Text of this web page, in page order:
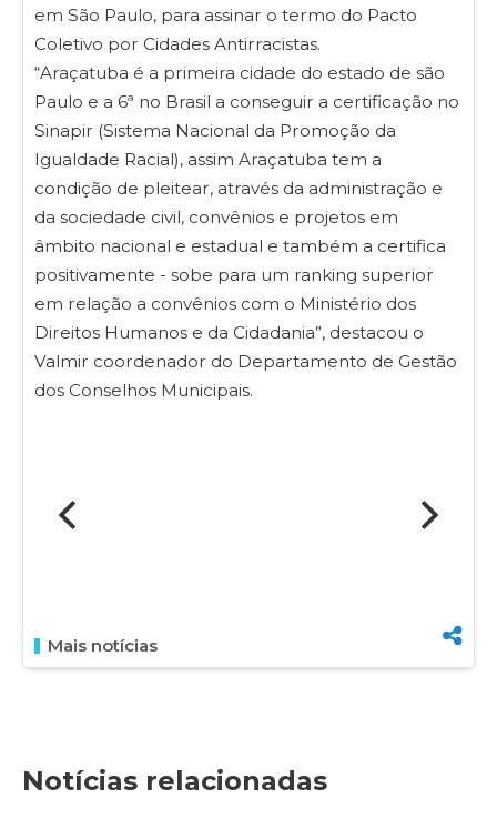
em São Paulo, para assinar o termo do Pacto
Coletivo por Cidades Antirracistas.
“Araçatuba é a primeira cidade do estado de são
Paulo e a 6ª no Brasil a conseguir a certificação no
Sinapir (Sistema Nacional da Promoção da
Igualdade Racial), assim Araçatuba tem a
condição de pleitear, através da administração e
da sociedade civil, convênios e projetos em
âmbito nacional e estadual e também a certifica
positivamente - sobe para um ranking superior
em relação a convênios com o Ministério dos
Direitos Humanos e da Cidadania”, destacou o
Valmir coordenador do Departamento de Gestão
dos Conselhos Municipais.
Mais notícias
Notícias relacionadas